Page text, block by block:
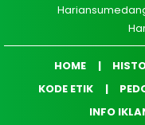
HOME
KODE ETIK
INFO